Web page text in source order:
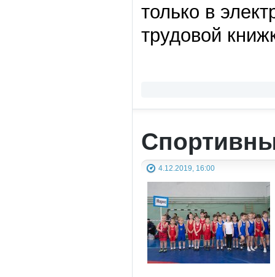
только в
трудовой
4.12.2019, 16:00